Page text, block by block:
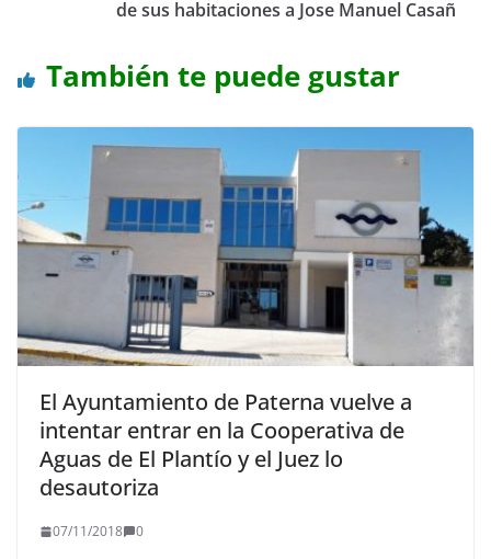
de sus habitaciones a Jose Manuel Casañ
También te puede gustar
El Ayuntamiento de Paterna vuelve a
intentar entrar en la Cooperativa de
Aguas de El Plantío y el Juez lo
desautoriza
07/11/2018 0